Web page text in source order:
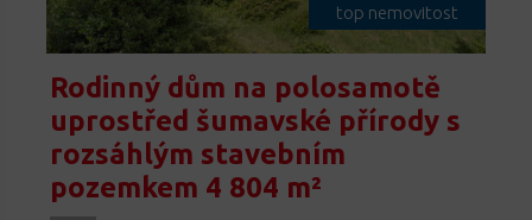
top nemovitost
Rodinný dům na polosamotě
uprostřed šumavské přírody s
rozsáhlým stavebním
pozemkem 4 804 m²